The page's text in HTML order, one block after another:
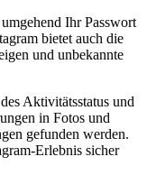
Ihr Passwort
bietet auch die
und unbekannte
Aktivitätsstatus und
in Fotos und
gefunden werden.
Erlebnis sicher